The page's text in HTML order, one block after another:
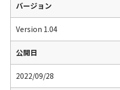
バージョン
Version 1.04
公開日
2022/09/28